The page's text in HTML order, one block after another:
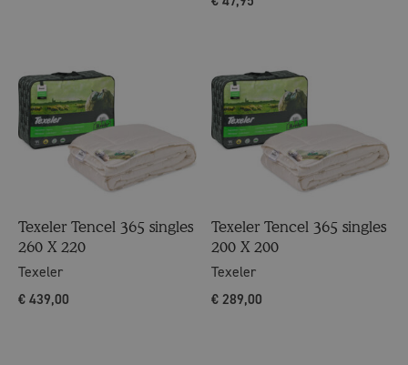
Texeler Tencel 365 singles
260 X 220
Texeler
€ 439,00
Texeler Tencel 365 singles
200 X 200
Texeler
€ 289,00